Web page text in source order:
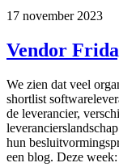
17 november 2023
Vendor
We zien dat veel
shortlist
de leverancier,
hun
een blog. Deze